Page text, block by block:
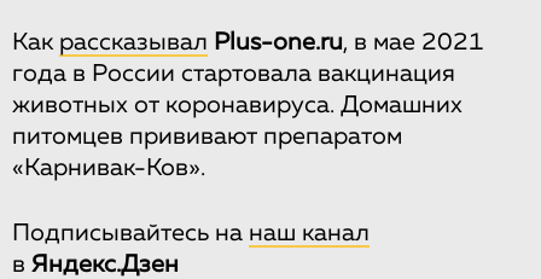
Как рассказывал Рlus-one.ru, в мае 2021
года в России стартовала вакцинация
животных от коронавируса. Домашних
питомцев прививают препаратом
«Карнивак-Ков».
Подписывайтесь на наш канал
в Яндекс.Дзен